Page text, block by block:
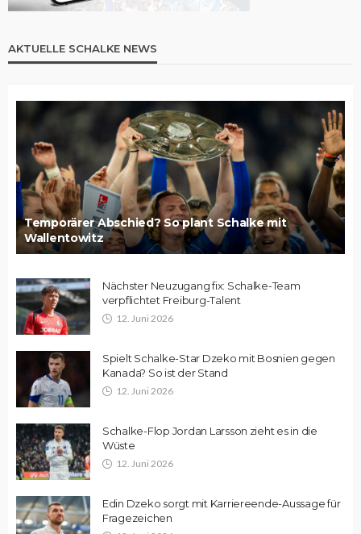
AKTUELLE SCHALKE NEWS
Temporärer Abschied? So plant Schalke mit
Wallentowitz
Nächster Neuzugang fix: Schalke-Team
verpflichtet Freiburg-Talent
12. Juni 2026
Spielt Schalke-Star Dzeko mit Bosnien gegen
Kanada? So ist der Stand
12. Juni 2026
Schalke-Flop Jordan Larsson zieht es in die
Wüste
12. Juni 2026
Edin Dzeko sorgt mit Karriereende-Aussage für
Fragezeichen